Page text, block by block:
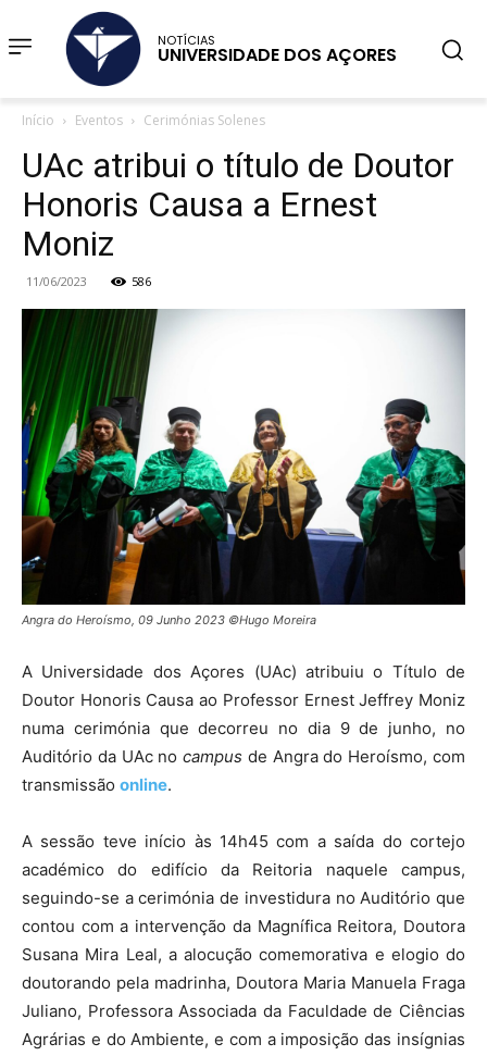
NOTÍCIAS
UNIVERSIDADE DOS AÇORES
Início Eventos Cerimónias Solenes
UAc atribui o título de Doutor
Honoris Causa a Ernest
Moniz
11/06/2023 586
Angra do Heroísmo, 09 Junho 2023 ©Hugo Moreira
A Universidade dos Açores (UAc) atribuiu o Título de
Doutor Honoris Causa ao Professor Ernest Jeffrey Moniz
numa cerimónia que decorreu no dia 9 de junho, no
Auditório da UAc nocampus de Angra do Heroísmo, com
transmissão online.
A sessão teve início às 14h45 com a saída do cortejo
académico do edifício da Reitoria naquele campus,
seguindo-se a cerimónia de investidura no Auditório que
contou com a intervenção da Magnífica Reitora, Doutora
Susana Mira Leal, a alocução comemorativa e elogio do
doutorando pela madrinha, Doutora Maria Manuela Fraga
Juliano, Professora Associada da Faculdade de Ciências
Agrárias e do Ambiente, e com a imposição das insígnias